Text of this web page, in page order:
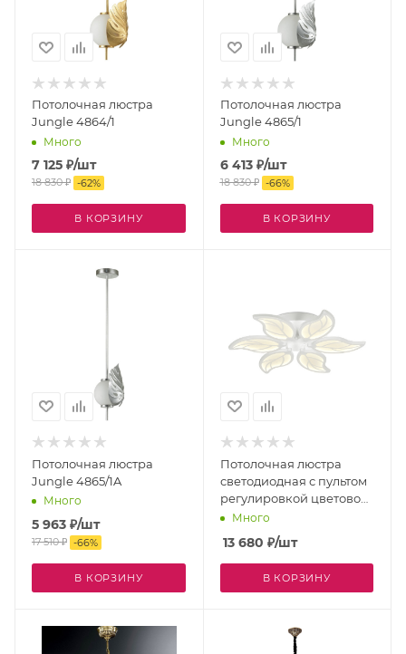
Потолочная люстра
Jungle 4864/1
Много
7 125 ₽/шт
18 830₽ -62%
В КОРЗИНУ
Потолочная люстра
Jungle 4865/1
Много
6 413₽/шт
18 830₽ -66%
В КОРЗИНУ
Потолочная люстра
Jungle 4865/1A
Много
5 963 ₽/шт
17 510₽ -66%
В КОРЗИНУ
Потолочная люстра
светодиодная с пультом
регулировкой цветовой
температуры и яркости с
ночным режимом
ACRYLICA FA459
Много
13 680 ₽/шт
В КОРЗИНУ